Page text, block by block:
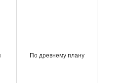
По древнему плану